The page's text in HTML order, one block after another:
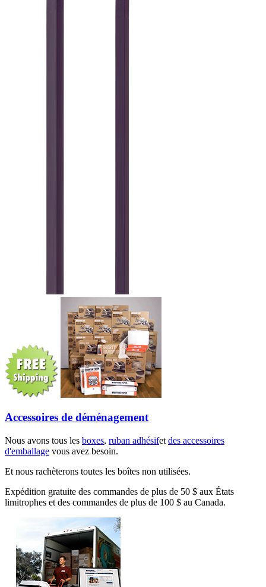
Accessoires de déménagement
Nous avons tous les boxes, ruban adhésifet des accessoires
d'emballage vous avez besoin.
Et nous rachèterons toutes les boîtes non utilisées.
Expédition gratuite des commandes de plus de 50 $ aux États
limitrophes et des commandes de plus de 100 $ au Canada.